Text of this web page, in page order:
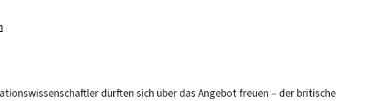
dürften sich über das Angebot freuen – der britische